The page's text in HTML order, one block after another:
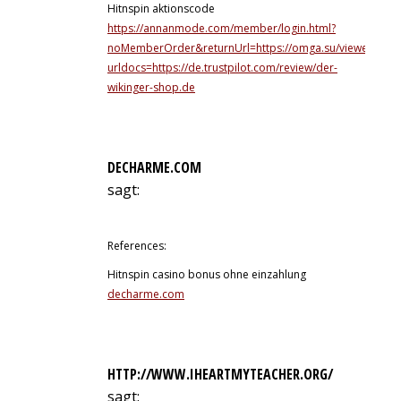
Hitnspin aktionscode
https://annanmode.com/member/login.html?
noMemberOrder&returnUrl=https://omga.su/viewer.php?
urldocs=https://de.trustpilot.com/review/der-
wikinger-shop.de
DECHARME.COM
sagt:
References:
Hitnspin casino bonus ohne einzahlung
decharme.com
HTTP://WWW.IHEARTMYTEACHER.ORG/
sagt: